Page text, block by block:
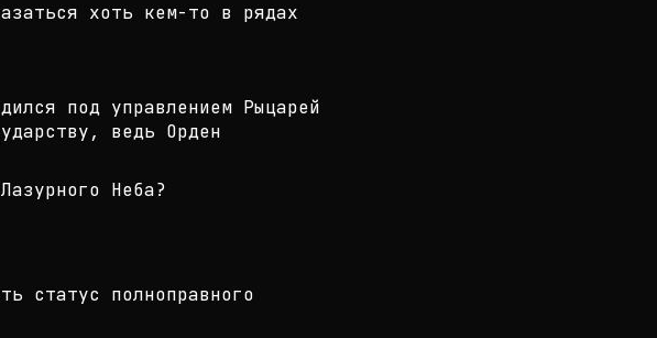
ься хоть кем-то в рядах
я под управлением Рыцарей
ведь Орден
рного Неба?
статус полноправного